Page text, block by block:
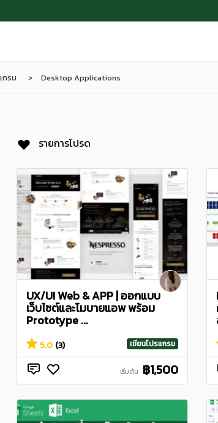
กรม Desktop Applications
รายการโปรด
UX/UI Web & APP | ออกแบบ
เว็บไซต์และโมบายแอพ พร้อม
Prototype ...
5.0 (3) เขียนโปรแกรม
เริ่มต้น ฿1,500